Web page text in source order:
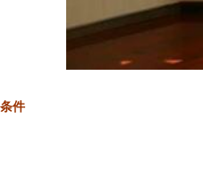
件